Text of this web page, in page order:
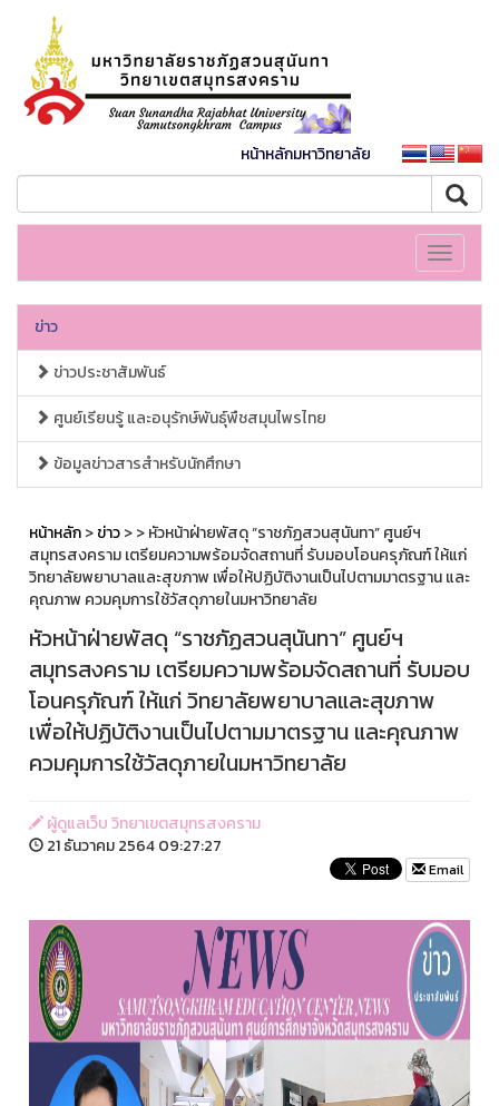
หน้าหลักมหาวิทยาลัย
Toggle
ข่าว
ข่าวประชาสัมพันธ์
ศูนย์เรียนรู้ และอนุรักษ์พันธุ์พืชสมุนไพรไทย
ข้อมูลข่าวสารสำหรับนักศึกษา
หน้าหลัก>ข่าว>> หัวหน้าฝ่ายพัสดุ “ราชภัฏสวนสุนันทา” ศูนย์ฯ
สมุทรสงคราม เตรียมความพร้อมจัดสถานที่ รับมอบโอนครุภัณฑ์ ให้แก่
วิทยาลัยพยาบาลและสุขภาพ เพื่อให้ปฏิบัติงานเป็นไปตามมาตรฐาน และ
คุณภาพ ควมคุมการใช้วัสดุภายในมหาวิทยาลัย
หัวหน้าฝ่ายพัสดุ “ราชภัฏสวนสุนันทา” ศูนย์ฯ
สมุทรสงคราม เตรียมความพร้อมจัดสถานที่ รับมอบ
โอนครุภัณฑ์ ให้แก่ วิทยาลัยพยาบาลและสุขภาพ
เพื่อให้ปฏิบัติงานเป็นไปตามมาตรฐาน และคุณภาพ
ควมคุมการใช้วัสดุภายในมหาวิทยาลัย
ผู้ดูแลเว็บ วิทยาเขตสมุทรสงคราม
21 ธันวาคม 2564 09:27:27
Email